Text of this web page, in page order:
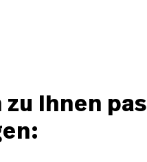
zu Ihnen